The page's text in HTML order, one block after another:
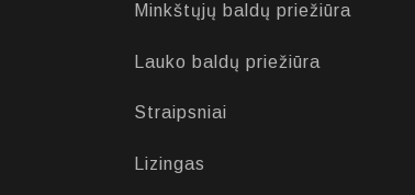
Minkštųjų baldų priežiūra
Lauko baldų priežiūra
Straipsniai
Lizingas